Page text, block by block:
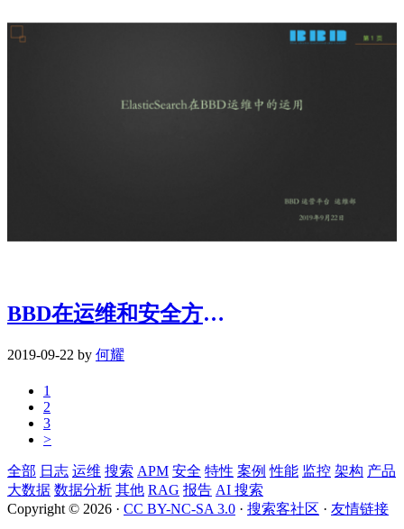
BBD在运维和安全方面如何使用ElasticSearch
2019-09-22 by 何耀
1
2
3
>
全部 日志 运维 搜索 APM 安全 特性 案例 性能 监控 架构 产品
大数据 数据分析 其他 RAG 报告 AI 搜索
Copyright © 2026 · CC BY-NC-SA 3.0 · 搜索客社区 · 友情链接